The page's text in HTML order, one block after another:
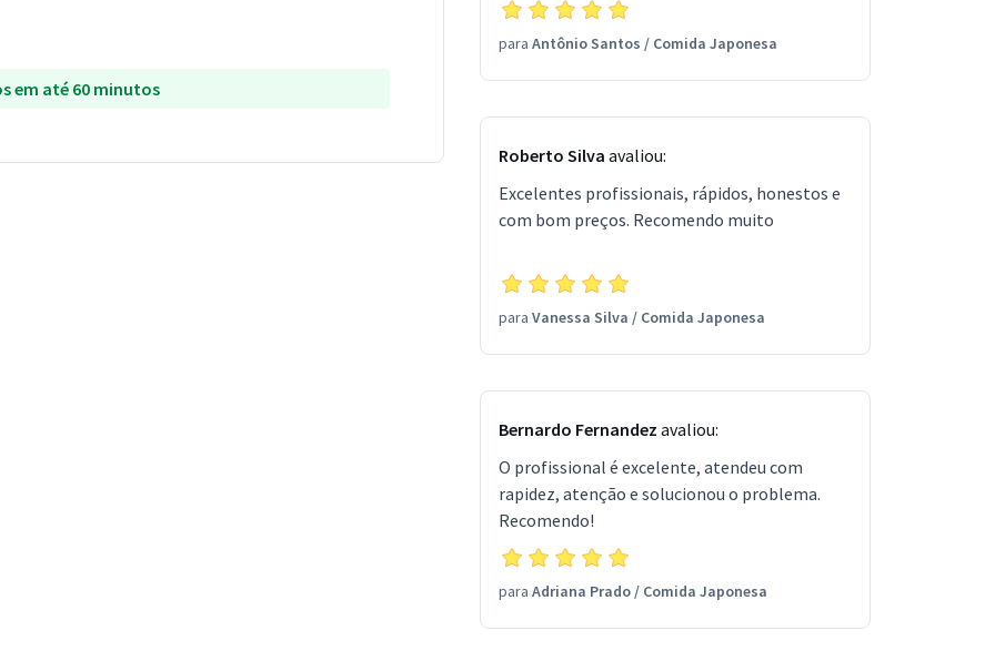
em até 60 minutos
para Antônio Santos / Comida Japonesa
Roberto Silva avaliou:
Excelentes profissionais, rápidos, honestos e
com bom preços. Recomendo muito
para Vanessa Silva / Comida Japonesa
Bernardo Fernandez avaliou:
O profissional é excelente, atendeu com
rapidez, atenção e solucionou o problema.
Recomendo!
para Adriana Prado/ Comida Japonesa